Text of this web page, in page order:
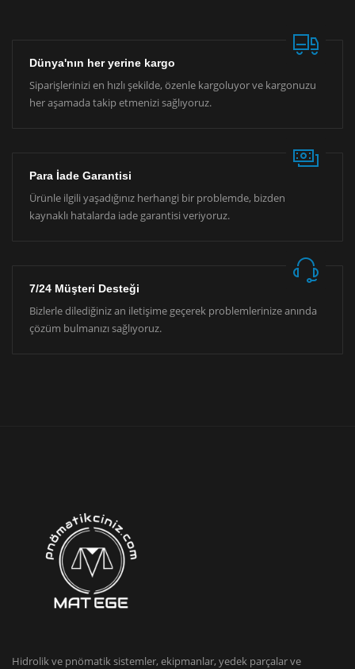
Dünya'nın her yerine kargo
Siparişlerinizi en hızlı şekilde, özenle kargoluyor ve kargonuzu
her aşamada takip etmenizi sağlıyoruz.
Para İade Garantisi
Ürünle ilgili yaşadığınız herhangi bir problemde, bizden
kaynaklı hatalarda iade garantisi veriyoruz.
7/24 Müşteri Desteği
Bizlerle dilediğiniz an iletişime geçerek problemlerinize anında
çözüm bulmanızı sağlıyoruz.
Hidrolik ve pnömatik sistemler, ekipmanlar, yedek parçalar ve